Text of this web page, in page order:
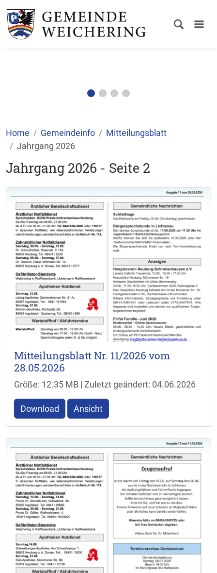
Home Gemeindeinfo
Mitteilungsblatt
Jahrgang 2026
Jahrgang 2026 - Seite 2
Mitteilungsblatt Nr. 11/2026 vom
28.05.2026
Größe: 12.35 MB | Zuletzt geändert: 04.06.2026
Download Ansicht